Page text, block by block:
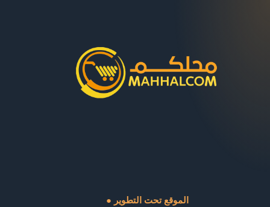
● الموقع تحت التطوير